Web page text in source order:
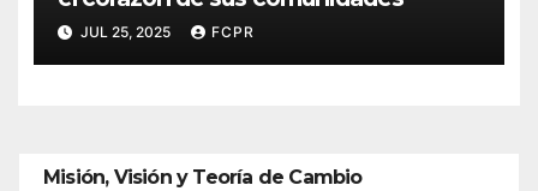
JUL 25, 2025 FCPR
Misión, Visión y Teoría de Cambio